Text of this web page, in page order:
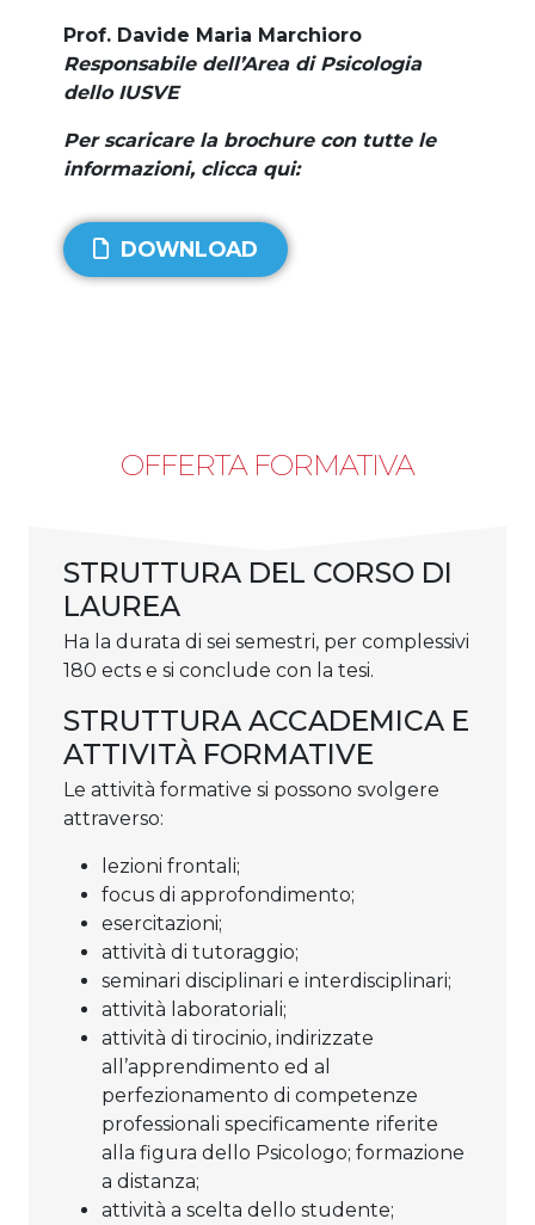
Prof. Davide Maria Marchioro
Responsabile dell’Area di Psicologia
dello IUSVE
Per scaricare la brochure con tutte le
informazioni, clicca qui:
DOWNLOAD
OFFERTA FORMATIVA
STRUTTURA DEL CORSO DI
LAUREA
Ha la durata di sei semestri, per complessivi
180 ects e si conclude con la tesi.
STRUTTURA ACCADEMICA E
ATTIVITÀ FORMATIVE
Le attività formative si possono svolgere
attraverso:
lezioni frontali;
focus di approfondimento;
esercitazioni;
attività di tutoraggio;
seminari disciplinari e interdisciplinari;
attività laboratoriali;
attività di tirocinio, indirizzate
all’apprendimento ed al
perfezionamento di competenze
professionali specificamente riferite
alla figura dello Psicologo; formazione
a distanza;
attività a scelta dello studente;